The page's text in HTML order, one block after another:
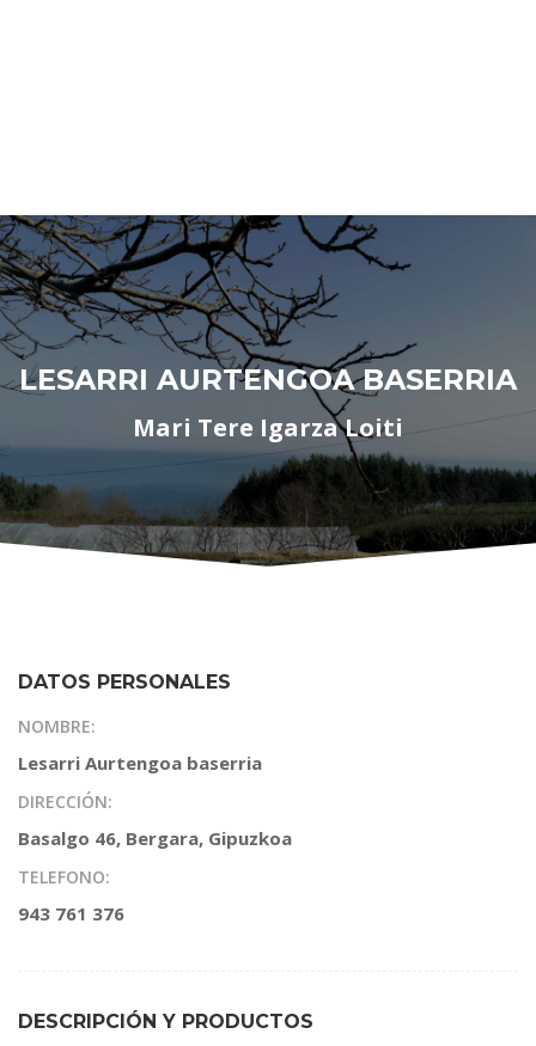
LESARRI AURTENGOA BASERRIA
Mari Tere Igarza Loiti
DATOS PERSONALES
NOMBRE:
Lesarri Aurtengoa baserria
DIRECCIÓN:
Basalgo 46, Bergara, Gipuzkoa
TELEFONO:
943 761 376
DESCRIPCIÓN Y PRODUCTOS